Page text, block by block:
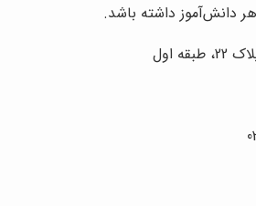
دانش‌آموز داشته باشد.
اول